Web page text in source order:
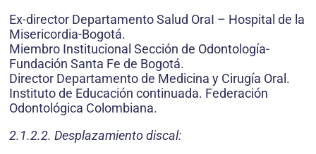
Ex-director Departamento Salud OraI – Hospital de la
Misericordia-Bogotá.
Miembro Institucional Sección de Odontología-
Fundación Santa Fe de Bogotá.
Director Departamento de Medicina y Cirugía Oral.
Instituto de Educación continuada. Federación
Odontológica Colombiana.
2.1.2.2. Desplazamiento discal: